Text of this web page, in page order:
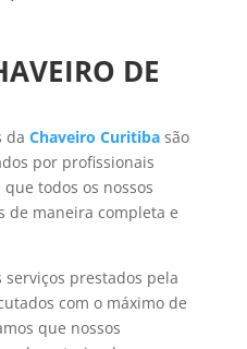
DE
da Chaveiro Curitiba são
por profissionais
todos os nossos
de maneira completa e
prestados pela
com o máximo de
que nossos